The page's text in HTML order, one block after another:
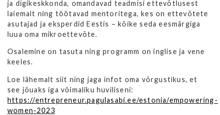
ja digikeskkonda, omandavad teadmisi ettevõtlusest
laiemalt ning töötavad mentoritega, kes on ettevõtete
asutajad ja eksperdid Eestis – kõike seda eesmärgiga
luua oma mikroettevõte.
Osalemine on tasuta ning programm on inglise ja vene
keeles.
Loe lähemalt siit ning jaga infot oma võrgustikus, et
see jõuaks iga võimaliku huviliseni:
https://entrepreneur.pagulasabi.ee/estonia/empowering-
women-2023